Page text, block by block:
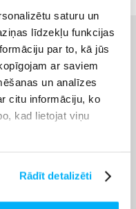
saturu un
līdzekļu funkcijas
par to, kā jūs
ar saviem
un analīzes
citu informāciju, ko
kad lietojat viņu
Rādīt detalizēti
kosmētikas
arī Latvijā. Zīmols